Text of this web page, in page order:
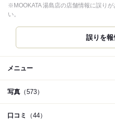
※MOOKATA 湯島店の店舗情報に誤り
い。
誤りを報
メニュー
写真 （573）
口コミ （44）